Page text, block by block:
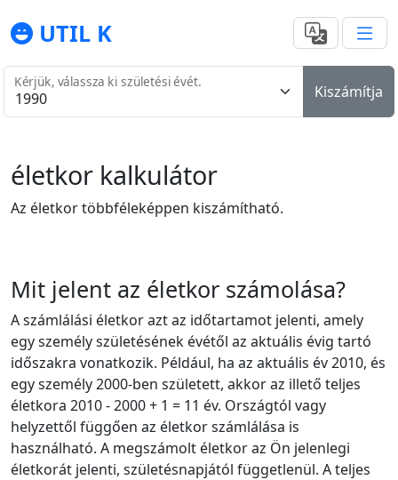
UTIL K
Kérjük, válassza ki születési évét.
Kiszámítja
életkor kalkulátor
Az életkor többféleképpen kiszámítható.
Mit jelent az életkor számolása?
A számlálási életkor azt az időtartamot jelenti, amely
egy személy születésének évétől az aktuális évig tartó
időszakra vonatkozik. Például, ha az aktuális év 2010, és
egy személy 2000-ben született, akkor az illető teljes
életkora 2010 - 2000 + 1 = 11 év. Országtól vagy
helyzettől függően az életkor számlálása is
használható. A megszámolt életkor az Ön jelenlegi
életkorát jelenti, születésnapjától függetlenül. A teljes